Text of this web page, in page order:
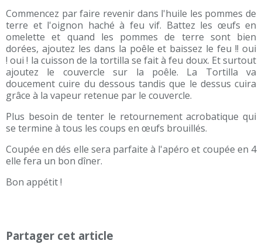
Commencez par faire revenir dans l'huile les pommes de
terre et l'oignon haché à feu vif. Battez les œufs en
omelette et quand les pommes de terre sont bien
dorées, ajoutez les dans la poêle et baissez le feu !! oui
! oui ! la cuisson de la tortilla se fait à feu doux. Et surtout
ajoutez le couvercle sur la poêle. La Tortilla va
doucement cuire du dessous tandis que le dessus cuira
grâce à la vapeur retenue par le couvercle.
Plus besoin de tenter le retournement acrobatique qui
se termine à tous les coups en œufs brouillés.
Coupée en dés elle sera parfaite à l'apéro et coupée en 4
elle fera un bon dîner.
Bon appétit !
Partager cet article